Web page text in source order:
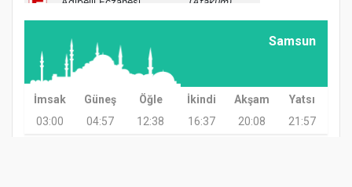
Samsun
İmsak Güneş Öğle İkindi Akşam
Yatsı
03:00
04:57 12:38 16:37 20:08 21:57